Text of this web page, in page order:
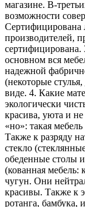
магазине. В-
возможности
Сертифицирована
производителей,
сертифицирована.
основном вся
надежной
(некоторые
виде. 4. Какие
экологически
красива, уюта и
«но»: такая
Также к разряду
стекло
обеденные столы
(кованная мебель:
чугун. Они
красивы. Также к
ротанга, бамбука,